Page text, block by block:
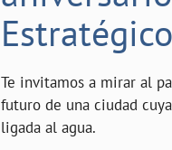
Te invitamos a mirar al
futuro de una ciudad
ligada al agua.